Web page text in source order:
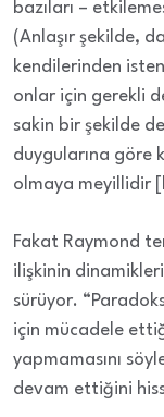
bazıları –
(Anlaşır şekilde,
kendilerinden
onlar için gerekli
sakin bir şekilde
duygularına göre
olmaya meyillidir
Fakat Raymond
ilişkinin
sürüyor.
için mücadele
yapmamasını
devam ettiğini